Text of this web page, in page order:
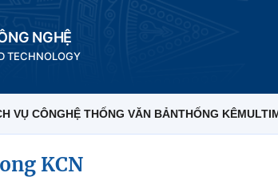
NGHỆ
TECHNOLOGY
VỤ CÔNGHỆ THỐNG VĂN BẢNTHỐNG KÊ
KCN